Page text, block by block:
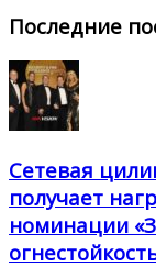
Последние
Сетевая
получает
номинации